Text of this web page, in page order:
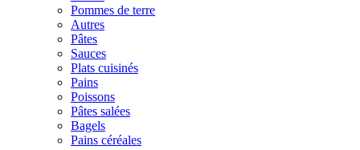
Pommes de terre
Autres
Pâtes
Sauces
Plats cuisinés
Pains
Poissons
Pâtes salées
Bagels
Pains céréales